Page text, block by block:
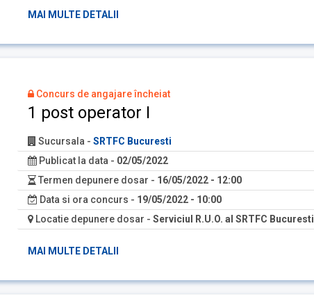
MAI MULTE DETALII
Concurs de angajare încheiat
1 post operator I
Sucursala - SRTFC Bucuresti
Publicat la data - 02/05/2022
Termen depunere dosar - 16/05/2022 - 12:00
Data si ora concurs - 19/05/2022 - 10:00
Locatie depunere dosar - Serviciul R.U.O. al SRTFC Bucuresti
MAI MULTE DETALII